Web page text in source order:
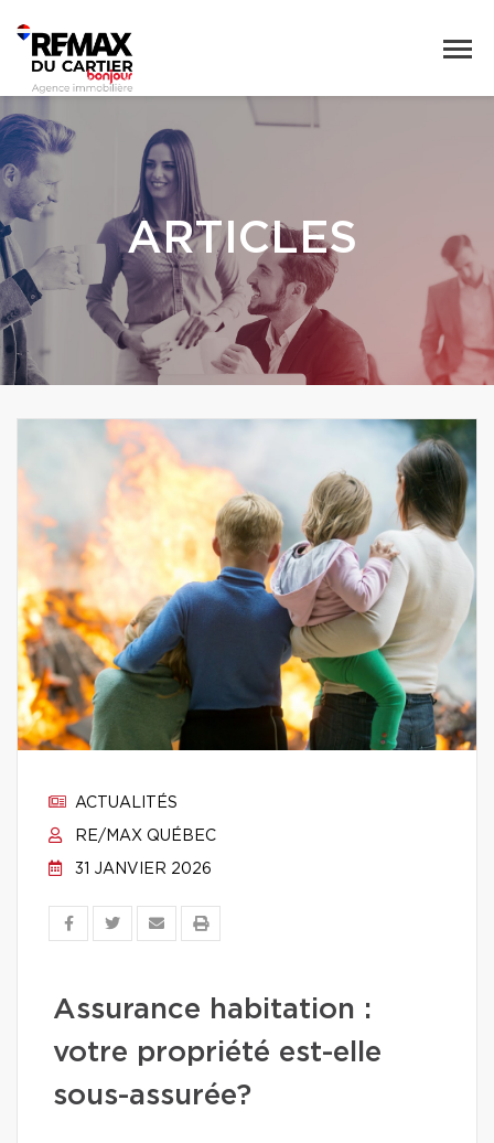
ARTICLES
ACTUALITÉS
RE/MAX QUÉBEC
31 JANVIER 2026
Assurance habitation :
votre propriété est-elle
sous-assurée?